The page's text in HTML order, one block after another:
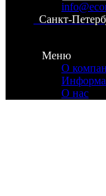
Санкт-
Меню
О
О нас